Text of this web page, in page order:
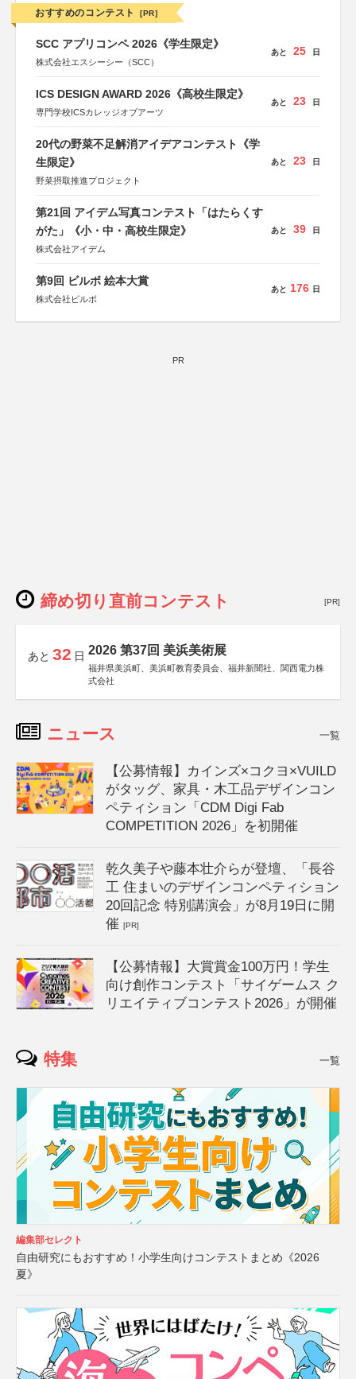
おすすめのコンテスト [PR]
SCC アプリコンペ 2026《学生限定》
株式会社エスシーシー（SCC）
あと 25 日
ICS DESIGN AWARD 2026《高校生限定》
専門学校ICSカレッジオブアーツ
あと 23 日
20代の野菜不足解消アイデアコンテスト《学
生限定》
野菜摂取推進プロジェクト
あと 23 日
第21回 アイデム写真コンテスト「はたらくす
がた」《小・中・高校生限定》
株式会社アイデム
あと 39 日
第9回 ビルボ 絵本大賞
株式会社ビルボ
あと 176 日
PR
締め切り直前コンテスト [PR]
あと 32 日 2026 第37回 美浜美術展
福井県美浜町、美浜町教育委員会、福井新聞社、関西電力株
式会社
ニュース 一覧
【公募情報】カインズ×コクヨ×VUILD
がタッグ、家具・木工品デザインコン
ペティション「CDM Digi Fab
COMPETITION 2026」を初開催
乾久美子や藤本壮介らが登壇、「長谷
工 住まいのデザインコンペティション
20回記念 特別講演会」が8月19日に開
催[PR]
【公募情報】大賞賞金100万円！学生
向け創作コンテスト「サイゲームス ク
リエイティブコンテスト2026」が開催
特集 一覧
編集部セレクト
自由研究にもおすすめ！小学生向けコンテストまとめ《2026
夏》